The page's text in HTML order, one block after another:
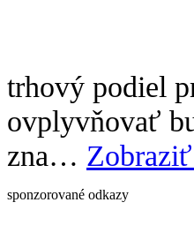
trhový podiel
ovplyvňovať
zna…
sponzorované odkazy